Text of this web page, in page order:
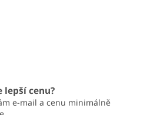
lepší cenu?
e-mail a cenu minimálně